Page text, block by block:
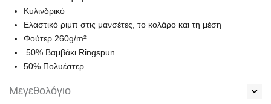
Κυλινδρικό
Ελαστικό ριμπ στις μανσέτες, το κολάρο και τη μέση
Φούτερ 260g/m²
50% Bαμβάκι Ringspun
50% Πολυέστερ
Μεγεθολόγιο